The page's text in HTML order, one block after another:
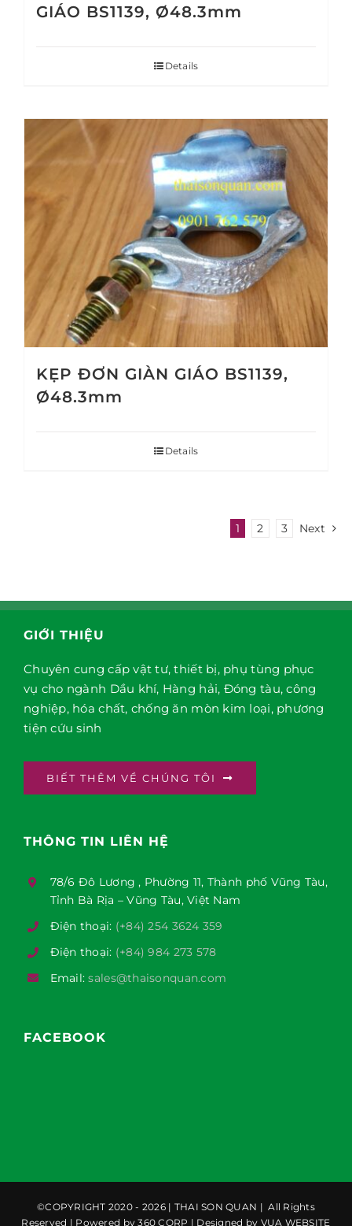
GIÁO BS1139, Ø48.3mm
Details
KẸP ĐƠN GIÀN GIÁO BS1139,
Ø48.3mm
Details
1 2 3 Next
GIỚI THIỆU
Chuyên cung cấp vật tư, thiết bị, phụ tùng phục
vụ cho ngành Dầu khí, Hàng hải, Đóng tàu, công
nghiệp, hóa chất, chống ăn mòn kim loại, phương
tiện cứu sinh
BIẾT THÊM VỀ CHÚNG TÔI
THÔNG TIN LIÊN HỆ
78/6 Đô Lương , Phường 11, Thành phố Vũng Tàu,
Tỉnh Bà Rịa – Vũng Tàu, Việt Nam
Điện thoại: (+84) 254 3624 359
Điện thoại: (+84) 984 273 578
Email:sales@thaisonquan.com
FACEBOOK
©COPYRIGHT 2020 - 2026 | THAI SON QUAN | All Rights
Reserved | Powered by360 CORP | Designed by VUA WEBSITE